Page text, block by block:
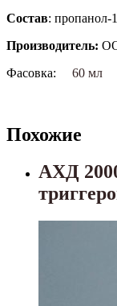
Состав:
Производитель:
Фасовка: 60 мл
Похожие
АХД